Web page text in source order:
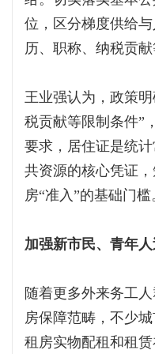
位，区分梯度供给
历、职称、纳税贡献
王业强认为，政策
税贡献等限制条件”
要求，居住证是统
共资源的核心凭证
房“准入”的基础门槛
加强新市民、青年
随着更多外来务工
房保障范畴，不少
租房实物配租和租